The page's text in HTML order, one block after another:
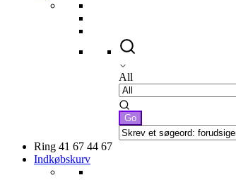
All
Ring 41 67 44 67
Indkøbskurv